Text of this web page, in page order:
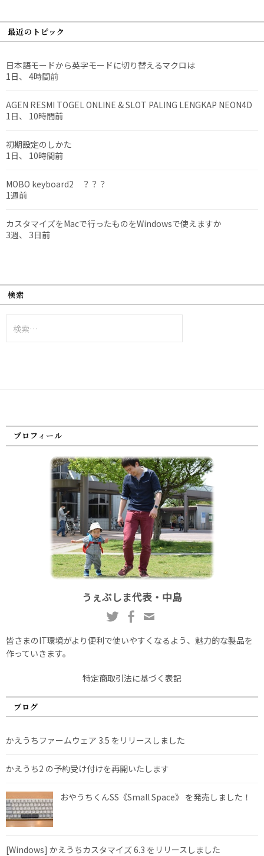
最近のトピック
日本語モードから英字モードに切り替えるマクロは
1日、 4時間前
AGEN RESMI TOGEL ONLINE & SLOT PALING LENGKAP NEON4D
1日、 10時間前
初期設定のしかた
1日、 10時間前
MOBO keyboard2 ？？？
1週前
カスタマイズをMacで行ったものをWindowsで使えますか
3週、 3日前
検索
索:
プロフィール
うぇぶしま代表・中島
皆さまのIT環境がより便利で使いやすくなるよう、魅力的な製品を
作っていきます。
特定商取引法に基づく表記
ブログ
かえうちファームウェア 3.5 をリリースしました
かえうち2 の予約受け付けを再開いたします
おやうちくんSS《Small Space》 を発売しました！
[Windows] かえうちカスタマイズ 6.3 をリリースしました